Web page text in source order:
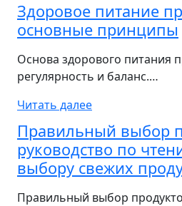
Здоровое питание
основные принципы
Основа здорового питания
регулярность и баланс.…
Читать далее
Правильный выбор
руководство по
выбору свежих
Правильный выбор